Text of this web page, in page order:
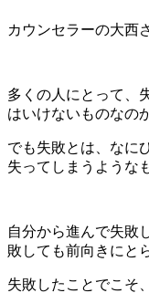
カウンセラーの大西
多くの人にとって、
はいけないものなの
でも失敗とは、なに
失ってしまうような
自分から進んで失敗
敗しても前向きにと
失敗したことでこそ